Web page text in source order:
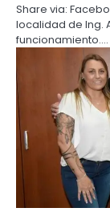
Share via:
localidad de Ing.
funcionamiento.…